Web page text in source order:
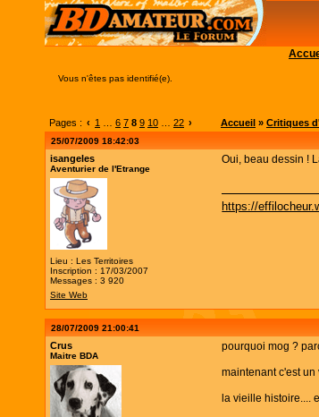
Vous n'êtes pas identifié(e).
Pages : ‹ 1 6 7 8 9 10 22 › Accueil » Critiques
25/07/2009 18:42:03
isangeles
Aventurier de l'Etrange
Lieu : Les Territoires
Inscription : 17/03/2007
Messages : 3 920
Site Web
Oui, beau dessin !
https://
28/07/2009 21:00:41
Crus
Maitre BDA
pourquoi mog ?
maintenant c'est
la vieille histoire....